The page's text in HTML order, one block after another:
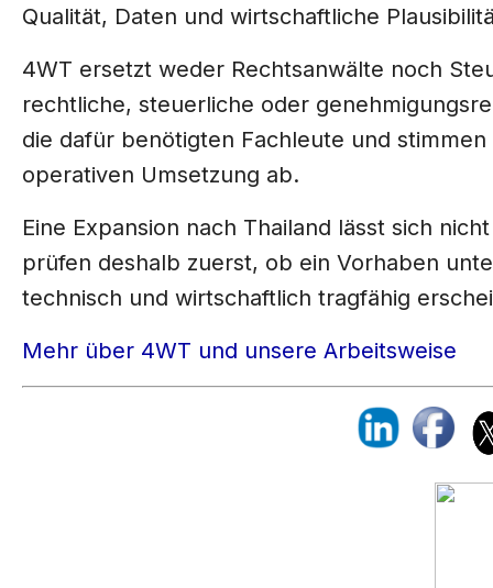
Qualität, Daten und wirtschaftliche
4WT ersetzt weder Rechtsanwälte noch
rechtliche, steuerliche oder
die dafür benötigten Fachleute und
operativen Umsetzung ab.
Eine Expansion nach Thailand lässt sich
prüfen deshalb zuerst, ob ein Vorhaben
technisch und wirtschaftlich tragfähig
Mehr über 4WT und unsere Arbeitsweise